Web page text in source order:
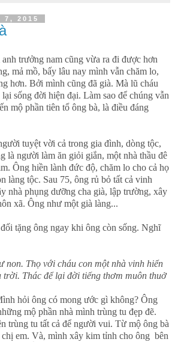
7, 2015
trưởng nam cũng vừa ra đi được hơn
mả mồ, bấy lâu nay mình vẫn chăm lo,
hơn. Bởi mình cũng đã già. Mà lũ cháu
sống đời hiện đại. Làm sao để chúng vẫn
mộ phần tiên tổ ông bà, là điều đáng
tuyệt vời cả trong gia đình, dòng tộc,
là người làm ăn giỏi giắn, một nhà thầu đê
Ông hiền lành đức độ, chăm lo cho cả họ
làng tộc. Sau 75, ông rủ bỏ tất cả vinh
nhà phụng dưỡng cha già, lập trường, xây
xã. Ông như một già làng...
tặng ông ngay khi ông còn sống. Nghĩ
non. Thọ với cháu con một nhà vinh hiển
Thác để lại đời tiếng thơm muôn thuở
hỏi ông có mong ước gì không? Ông
mộ phần nhà mình trùng tu đẹp đẽ.
trùng tu tất cả để người vui. Từ mộ ông bà
chị em. Và, mình xây kim tỉnh cho ông bên